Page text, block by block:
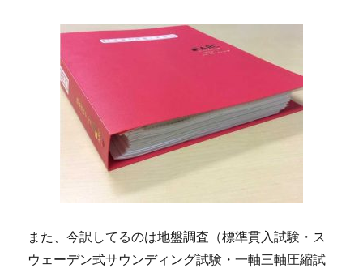
また、今訳してるのは地盤調査（標準貫入試験・ス
ウェーデン式サウンディング試験・一軸三軸圧縮試